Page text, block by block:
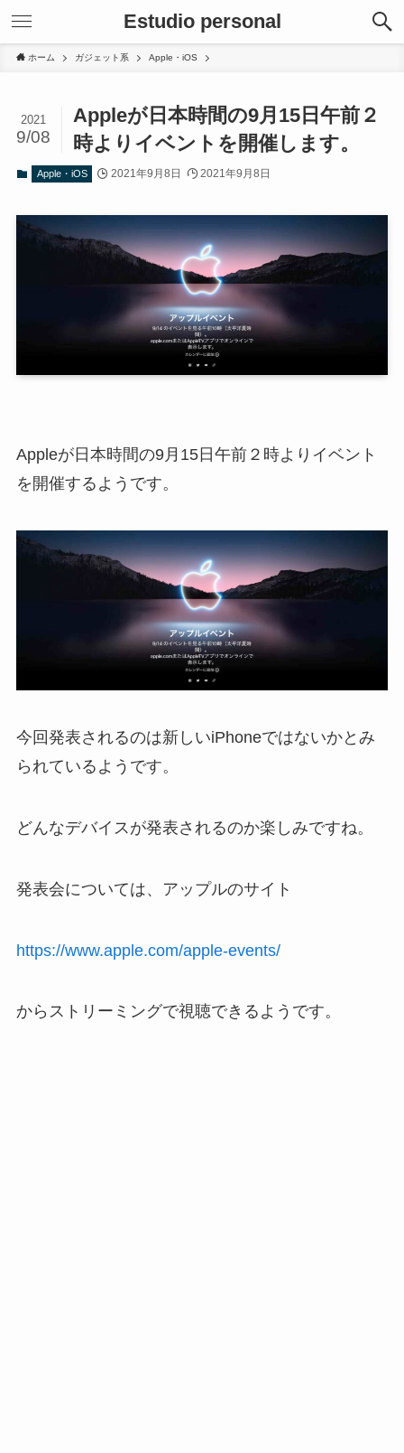
Estudio personal
ホーム ガジェット系 Apple・iOS
Appleが日本時間の9月15日午前２
時よりイベントを開催します。
2021
9/08
Apple・iOS 2021年9月8日 2021年9月8日
Appleが日本時間の9月15日午前２時よりイベント
を開催するようです。
今回発表されるのは新しいiPhoneではないかとみ
られているようです。
どんなデバイスが発表されるのか楽しみですね。
発表会については、アップルのサイト
https://www.apple.com/apple-events/
からストリーミングで視聴できるようです。